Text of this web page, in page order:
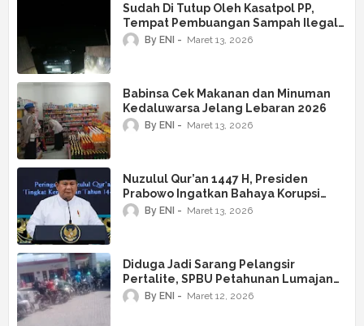
Sudah Di Tutup Oleh Kasatpol PP,
Tempat Pembuangan Sampah Ilegal
Masih Saja Beroperasi,Siapa Oknum
By ENI Maret 13, 2026
Babinsa Cek Makanan dan Minuman
Kedaluwarsa Jelang Lebaran 2026
By ENI Maret 13, 2026
Nuzulul Qur’an 1447 H, Presiden
Prabowo Ingatkan Bahaya Korupsi
bagi Bangsa
By ENI Maret 13, 2026
Diduga Jadi Sarang Pelangsir
Pertalite, SPBU Petahunan Lumajang
Disorot Warga
By ENI Maret 12, 2026